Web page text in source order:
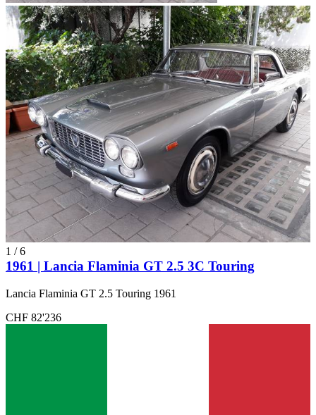
1 /6
1961 | Lancia Flaminia GT 2.5 3C Touring
Lancia Flaminia GT 2.5 Touring 1961
CHF 82'236